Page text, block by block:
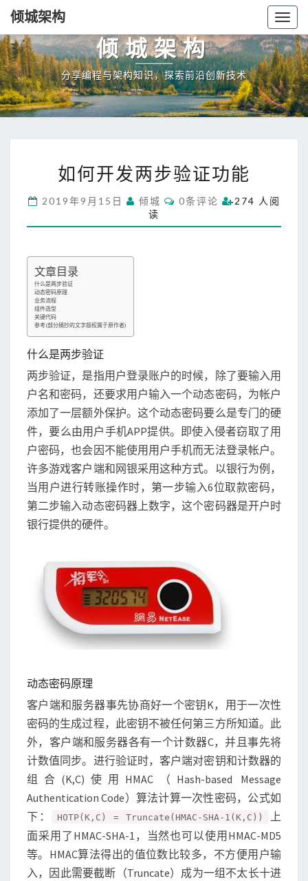
倾城架构
倾城架构
分享编程与架构知识，探索前沿创新技术
何
发
两
如何开发两步验证功能
2019年9月15日 倾城
C
O
M
0条评论
274 人阅
读
文章目录
什么是两步验证
动态密码原理
业务流程
组件选型
关键代码
参考(部分摘抄的文字版权属于原作者)
什么是两步验证
两步验证，是指用户登录账户的时候，除了要输入用
户名和密码，还要求用户输入一个动态密码，为帐户
添加了一层额外保护。这个动态密码要么是专门的硬
件，要么由用户手机APP提供。即使入侵者窃取了用
户密码，也会因不能使用用户手机而无法登录帐户。
许多游戏客户端和网银采用这种方式。以银行为例，
当用户进行转账操作时，第一步输入6位取款密码，
第二步输入动态密码器上数字，这个密码器是开户时
银行提供的硬件。
动态密码原理
客户端和服务器事先协商好一个密钥K，用于一次性
密码的生成过程，此密钥不被任何第三方所知道。此
外，客户端和服务器各有一个计数器C，并且事先将
计数值同步。进行验证时，客户端对密钥和计数器的
组合(K,C)使用HMAC（Hash-based Message
Authentication Code）算法计算一次性密码，公式如
下：
HOTP(K,C) = Truncate(HMAC-SHA-1(K,C))
上
面采用了HMAC-SHA-1，当然也可以使用HMAC-MD5
等。HMAC算法得出的值位数比较多，不方便用户输
入，因此需要截断（Truncate）成为一组不太长十进